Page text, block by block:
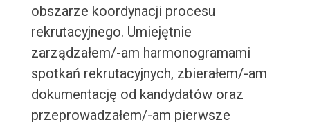
obszarze koordynacji procesu
rekrutacyjnego. Umiejętnie
zarządzałem/-am harmonogramami
spotkań rekrutacyjnych, zbierałem/-am
dokumentację od kandydatów oraz
przeprowadzałem/-am pierwsze